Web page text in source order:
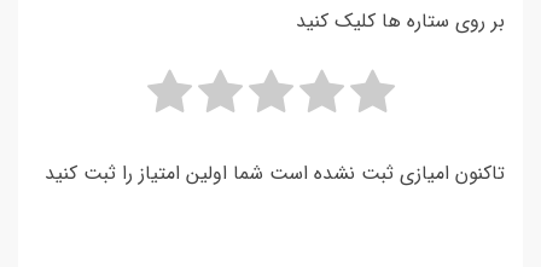
بر روی ستاره ها کلیک کنید
تاکنون امیازی ثبت نشده است شما اولین امتیاز را ثبت کنید